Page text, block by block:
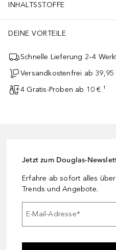
INHALTSSTOFFE
DEINE VORTEILE
Schnelle Lieferung 2–4
Versandkostenfrei ab 39,95
4 Gratis-Proben ab 10 € ¹
Jetzt zum Douglas-
Erfahre ab sofort alles
Trends und Angebote.
E-Mail-Adresse*